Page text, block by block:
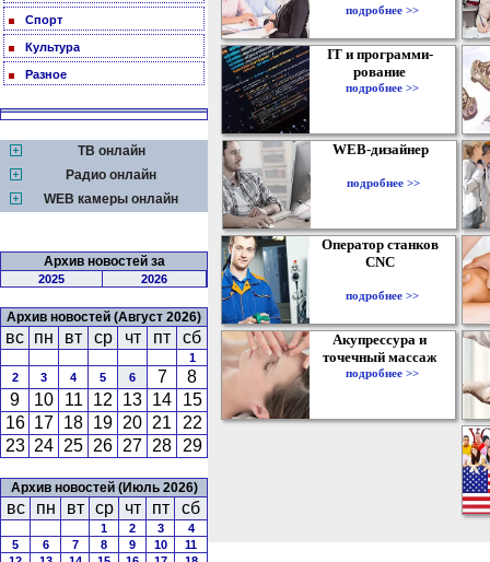
Спорт
Культура
Разное
ТВ онлайн
Радио онлайн
WEB камеры онлайн
Архив новостей за
2025 2026
Архив новостей (Август 2026)
вс пн вт ср чт пт сб
1
2
3 4 5 6 7
8
9
10 11 12 13 14
15
16 17 18 19 20 21
22
23 24 25 26 27 28 29
Архив новостей (Июль 2026)
вс пн вт ср чт пт сб
1 2 3
4
5
6 7 8 9 10
11
подробнее >>
IT и программи-
рование
подробнее >>
WEB-дизайнер
подробнее >>
Оператор станков
CNC
подробнее >>
Акупрессура и
точечный массаж
подробнее >>